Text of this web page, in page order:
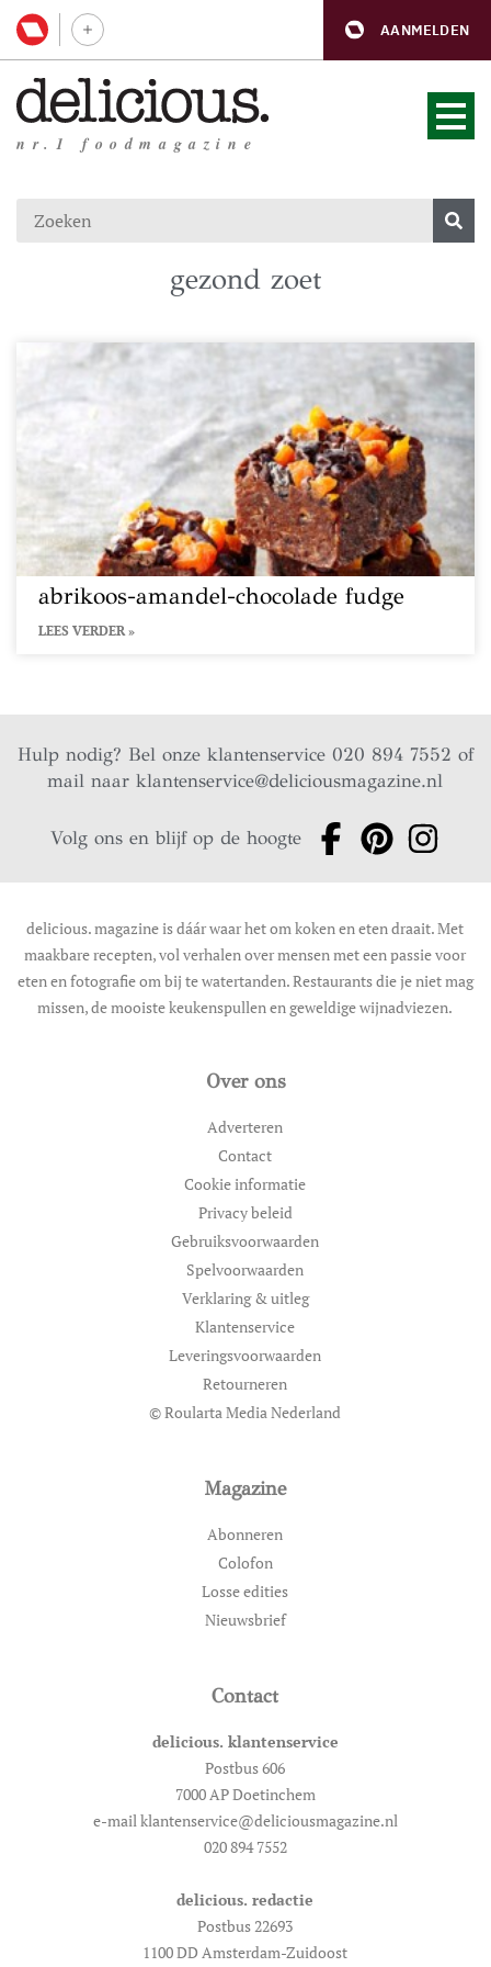
AANMELDEN
nr.1 foodmagazine
gezond zoet
abrikoos-amandel-chocolade fudge
LEES VERDER »
Hulp nodig? Bel onze klantenservice 020 894 7552 of
mail naarklantenservice@deliciousmagazine.nl
Volg ons en blijf op de hoogte
delicious. magazine is dáár waar het om koken en eten draait. Met
maakbare recepten, vol verhalen over mensen met een passie voor
eten en fotografie om bij te watertanden. Restaurants die je niet mag
missen, de mooiste keukenspullen en geweldige wijnadviezen.
Over ons
Adverteren
Contact
Cookie informatie
Privacy beleid
Gebruiksvoorwaarden
Spelvoorwaarden
Verklaring & uitleg
Klantenservice
Leveringsvoorwaarden
Retourneren
© Roularta Media Nederland
Magazine
Abonneren
Colofon
Losse edities
Nieuwsbrief
Contact
delicious. klantenservice
Postbus 606
7000 AP Doetinchem
e-mail klantenservice@deliciousmagazine.nl
020 894 7552
delicious. redactie
Postbus 22693
1100 DD Amsterdam-Zuidoost